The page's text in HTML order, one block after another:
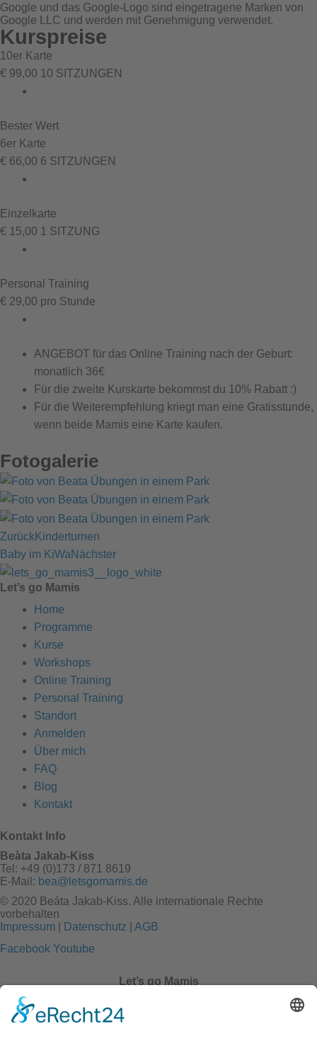
Google und das Google-Logo sind eingetragene Marken von
Google LLC und werden mit Genehmigung verwendet.
Kurspreise
10er Karte
€ 99,00 10 SITZUNGEN
Bester Wert
6er Karte
€ 66,00 6 SITZUNGEN
Einzelkarte
€ 15,00 1 SITZUNG
Personal Training
€ 29,00 pro Stunde
ANGEBOT für das Online Training nach der Geburt:
monatlich 36€
Für die zweite Kurskarte bekommst du 10% Rabatt :)
Für die Weiterempfehlung kriegt man eine Gratisstunde,
wenn beide Mamis eine Karte kaufen.
Fotogalerie
ZurückKinderturnen
Baby im KiWaNächster
Let’s go Mamis
Home
Programme
Kurse
Workshops
Online Training
Personal Training
Standort
Anmelden
Über mich
FAQ
Blog
Kontakt
Kontakt Info
Beàta Jakab-Kiss
Tel: +49 (0)173 / 871 8619
E-Mail: bea@letsgomamis.de
© 2020 Beáta Jakab-Kiss. Alle internationale Rechte
vorbehalten
Impressum
Datenschutz
AGB
Facebook Youtube
Let’s go Mamis
Home
Programme